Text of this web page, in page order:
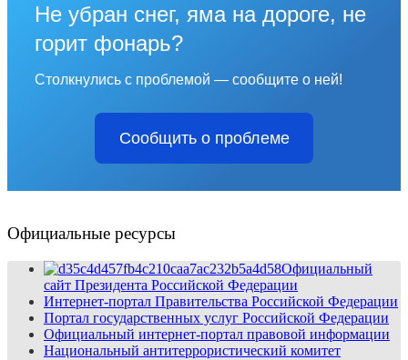
Не убран снег, яма на дороге, не
горит фонарь?
Столкнулись с проблемой — сообщите о ней!
Сообщить о проблеме
Официальные ресурсы
Официальный
сайт Президента Российской Федерации
Интернет-портал Правительства Российской Федерации
Портал государственных услуг Российской Федерации
Официальный интернет-портал правовой информации
Национальный антитеррористический комитет